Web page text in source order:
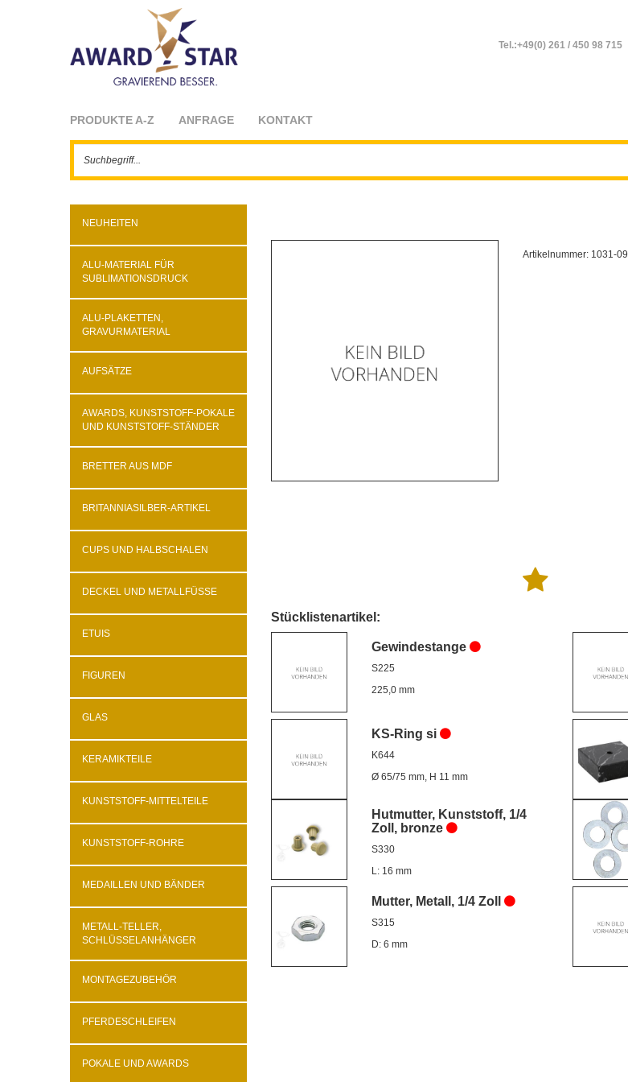
Tel.:+49(0) 261 / 450 98 715
PRODUKTE A-Z ANFRAGE KONTAKT
NEUHEITEN
ALU-MATERIAL FÜR
SUBLIMATIONSDRUCK
ALU-PLAKETTEN,
GRAVURMATERIAL
AUFSÄTZE
AWARDS, KUNSTSTOFF-POKALE
UND KUNSTSTOFF-STÄNDER
BRETTER AUS MDF
BRITANNIASILBER-ARTIKEL
CUPS UND HALBSCHALEN
DECKEL UND METALLFÜSSE
ETUIS
FIGUREN
GLAS
KERAMIKTEILE
KUNSTSTOFF-MITTELTEILE
KUNSTSTOFF-ROHRE
MEDAILLEN UND BÄNDER
METALL-TELLER,
SCHLÜSSELANHÄNGER
MONTAGEZUBEHÖR
PFERDESCHLEIFEN
POKALE UND AWARDS
Artikelnummer: 1031-09
Stücklistenartikel:
Gewindestange
S225
225,0 mm
KS-Ring si
K644
Ø 65/75 mm, H 11 mm
Hutmutter, Kunststoff, 1/4
Zoll, bronze
S330
L: 16 mm
Mutter, Metall, 1/4 Zoll
S315
D: 6 mm